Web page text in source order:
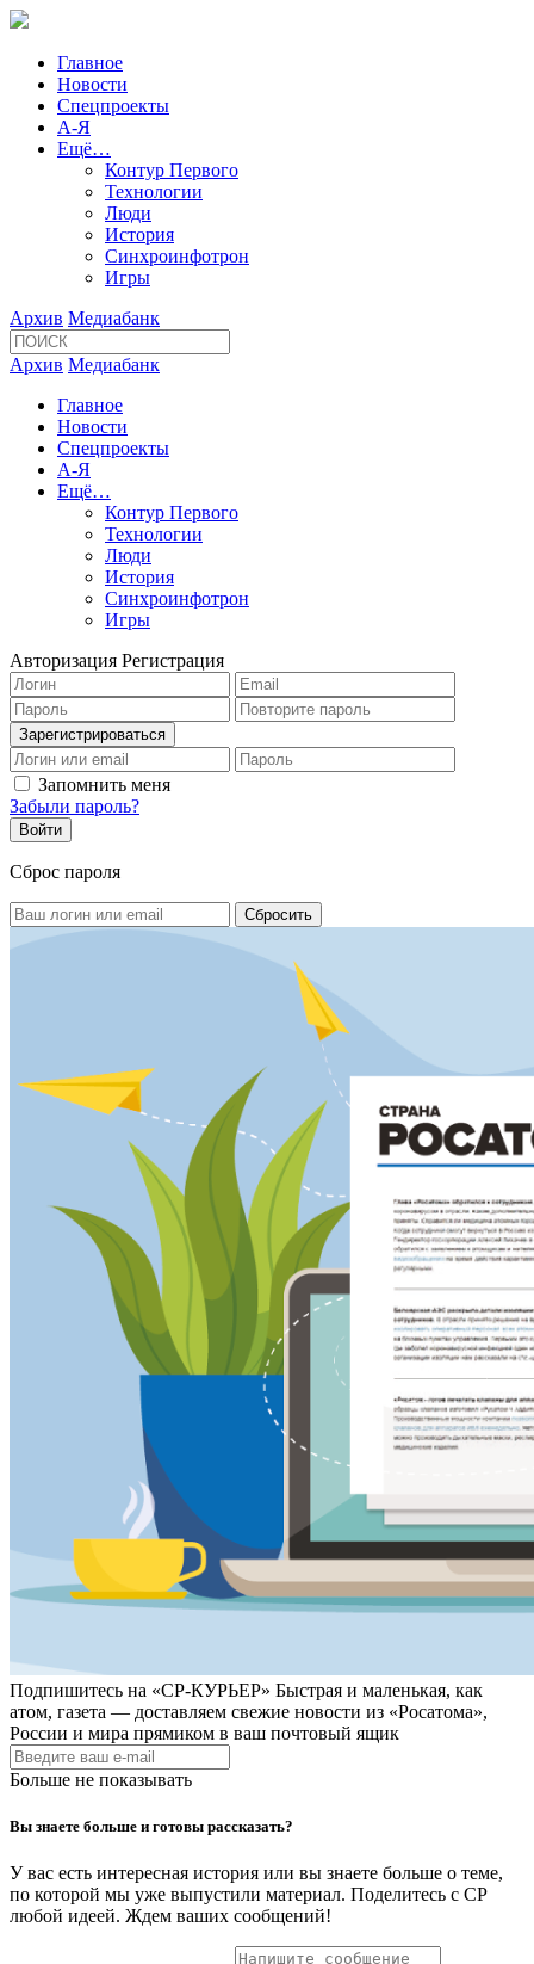
Главное
Новости
Спецпроекты
А-Я
Ещё…
Контур Первого
Технологии
Люди
История
Синхроинфотрон
Игры
Архив Медиабанк
Архив Медиабанк
Главное
Новости
Спецпроекты
А-Я
Ещё…
Контур Первого
Технологии
Люди
История
Синхроинфотрон
Игры
Авторизация Регистрация
Запомнить меня
Забыли пароль?
Сброс пароля
Подпишитесь на «СР-КУРЬЕР» Быстрая и маленькая, как
атом, газета — доставляем свежие новости из «Росатома»,
России и мира прямиком в ваш почтовый ящик
Больше не показывать
Вы знаете больше и готовы рассказать?
У вас есть интересная история или вы знаете больше о теме,
по которой мы уже выпустили материал. Поделитесь с СР
любой идеей. Ждем ваших сообщений!